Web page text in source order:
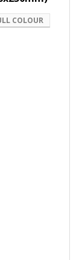
COLOUR